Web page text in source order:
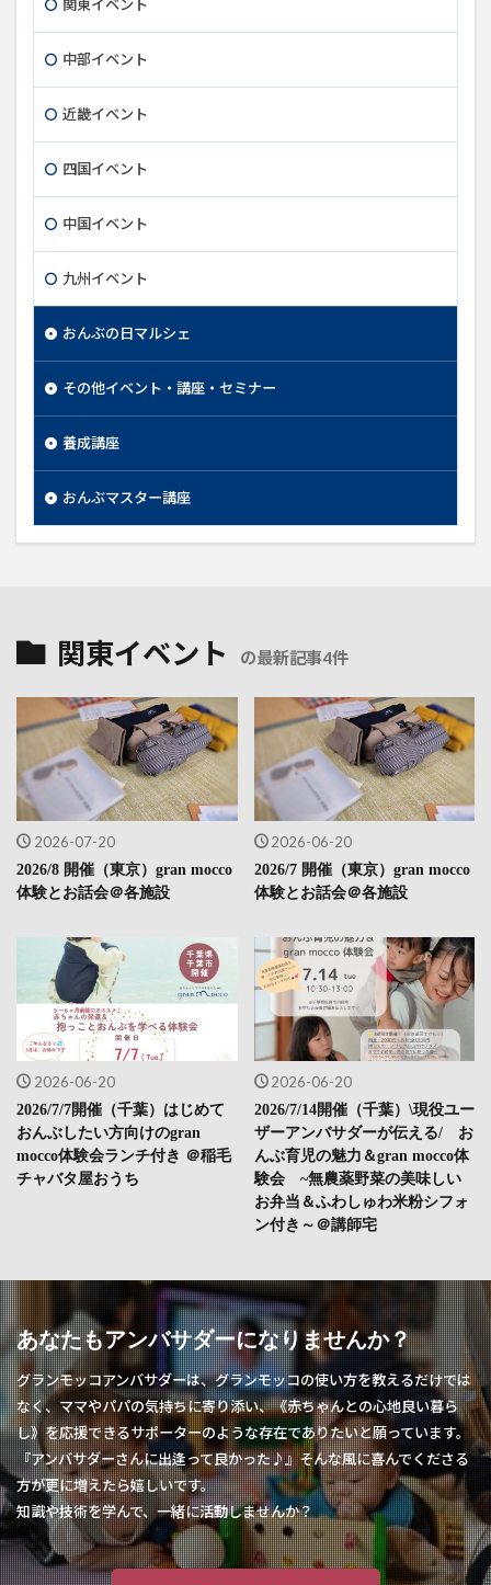
関東イベント
中部イベント
近畿イベント
四国イベント
中国イベント
九州イベント
おんぶの日マルシェ
その他イベント・講座・セミナー
養成講座
おんぶマスター講座
関東イベント の最新記事4件
2026-07-20
2026/8 開催（東京）gran mocco
体験とお話会＠各施設
2026-06-20
2026/7 開催（東京）gran mocco
体験とお話会＠各施設
2026-06-20
2026/7/7開催（千葉）はじめて
おんぶしたい方向けのgran
mocco体験会ランチ付き ＠稲毛
チャバタ屋おうち
2026-06-20
2026/7/14開催（千葉）\現役ユー
ザーアンバサダーが伝える/ お
んぶ育児の魅力＆gran mocco体
験会 ~無農薬野菜の美味しい
お弁当＆ふわしゅわ米粉シフォ
ン付き～＠講師宅
あなたもアンバサダーになりませんか？
グランモッコアンバサダーは、グランモッコの使い方を教えるだけでは
なく、ママやパパの気持ちに寄り添い、《赤ちゃんとの心地良い暮ら
し》を応援できるサポーターのような存在でありたいと願っています。
『アンバサダーさんに出逢って良かった♪』そんな風に喜んでくださる
方が更に増えたら嬉しいです。
知識や技術を学んで、一緒に活動しませんか？